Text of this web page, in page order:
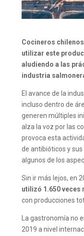
Cocineros
utilizar este
aludiendo a las
industria
El avance de la
incluso dentro de
generen múltiples
alza la voz por las
provoca esta
de antibióticos y
algunos de los
Sin ir más lejos, en
utilizó 1.650
con producciones
La gastronomía no
2019 a nivel